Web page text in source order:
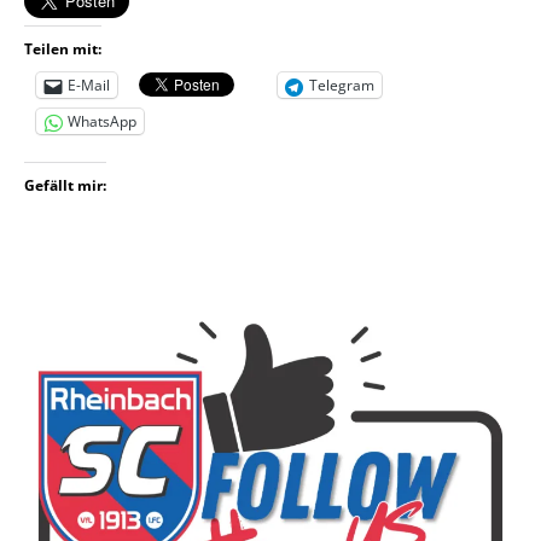
Teilen mit:
E-Mail
Telegram
WhatsApp
Gefällt mir: